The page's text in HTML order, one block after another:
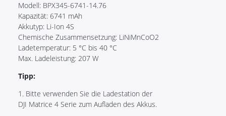
Modell: BPX345-6741-14.76
Kapazität: 6741 mAh
Akkutyp: Li-Ion 4S
Chemische Zusammensetzung: LiNiMnCoO2
Ladetemperatur: 5 °C bis 40 °C
Max. Ladeleistung: 207 W
Tipp:
1. Bitte verwenden Sie die Ladestation der
DJI Matrice 4 Serie zum Aufladen des Akkus.